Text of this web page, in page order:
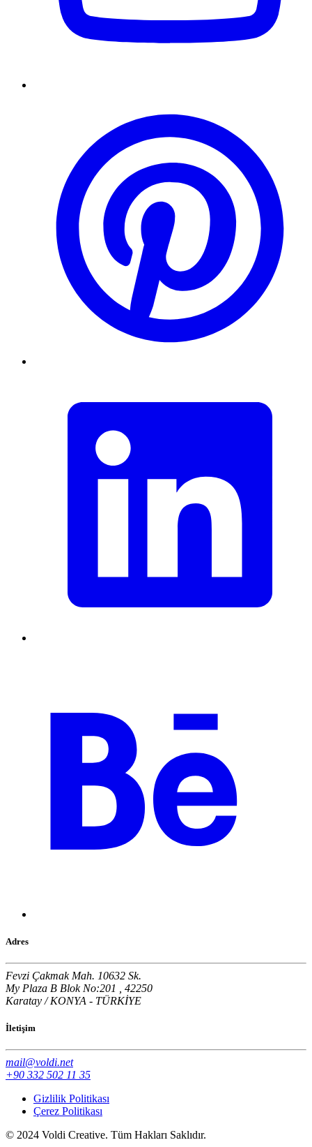
Adres
Fevzi Çakmak Mah. 10632 Sk.
My Plaza B Blok No:201 , 42250
Karatay / KONYA - TÜRKİYE
İletişim
mail@voldi.net
+90 332 502 11 35
Gizlilik Politikası
Çerez Politikası
© 2024 Voldi Creative. Tüm Hakları Saklıdır.